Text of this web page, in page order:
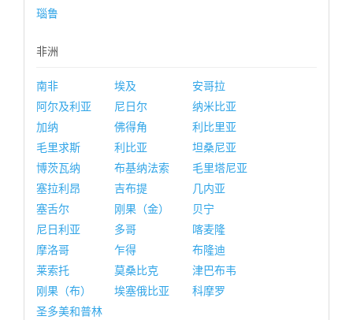
瑙鲁
非洲
南非 埃及
安哥拉
阿尔及利亚
尼日尔
纳米比亚
加纳
佛得角
利比里亚
毛里求斯
利比亚
坦桑尼亚
博茨瓦纳
布基纳法索
毛里塔尼亚
塞拉利昂
吉布提
几内亚
塞舌尔
刚果（金）
贝宁
尼日利亚
多哥
喀麦隆
摩洛哥
乍得
布隆迪
莱索托
莫桑比克
津巴布韦
刚果（布）
埃塞俄比亚
科摩罗
圣多美和普林